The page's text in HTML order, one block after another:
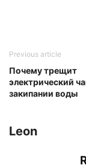
Previous article
Почему трещит
электрический
закипании воды
Leon